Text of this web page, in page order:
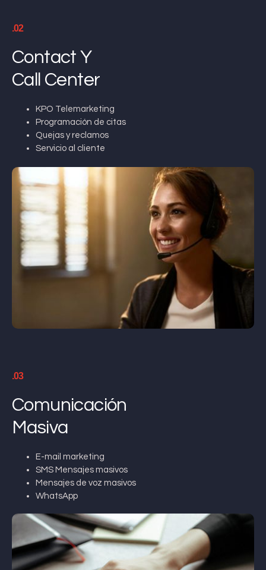
.02
Contact Y
Call Center
KPO Telemarketing
Programación de citas
Quejas y reclamos
Servicio al cliente
.03
Comunicación
Masiva
E-mail marketing
SMS Mensajes masivos
Mensajes de voz masivos
WhatsApp